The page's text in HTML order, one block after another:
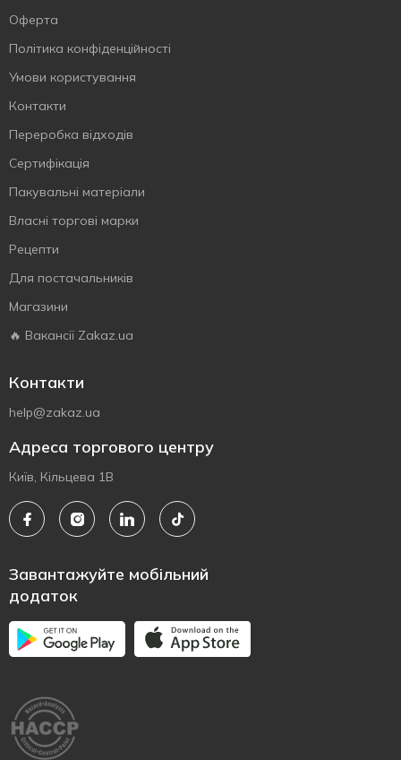
Оферта
Політика конфіденційності
Умови користування
Контакти
Переробка відходів
Сертифiкацiя
Пакувальні матеріали
Власнi торговi марки
Рецепти
Для постачальників
Магазини
🔥 Вакансії Zakaz.ua
Контакти
help@zakaz.ua
Адреса торгового центру
Київ, Кільцева 1В
Завантажуйте мобільний
додаток